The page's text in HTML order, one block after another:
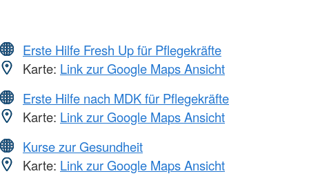
Erste Hilfe Fresh Up für Pflegekräfte
Karte: Link zur Google Maps Ansicht
Erste Hilfe nach MDK für Pflegekräfte
Karte: Link zur Google Maps Ansicht
Kurse zur Gesundheit
Karte: Link zur Google Maps Ansicht